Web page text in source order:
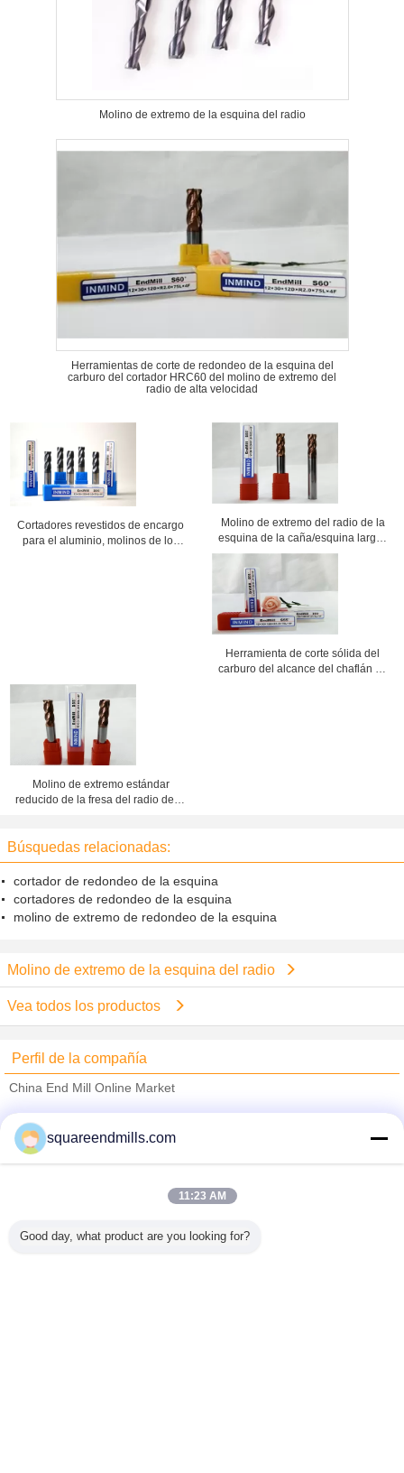
Molino de extremo de la esquina del radio
Herramientas de corte de redondeo de la esquina del
carburo del cortador HRC60 del molino de extremo del
radio de alta velocidad
Cortadores revestidos de encargo
para el aluminio, molinos de los
Molino de extremo del radio de la
esquina de la caña/esquina largos
que redondea el cortador HRC55
Herramienta de corte sólida del
carburo del alcance del chaflán de
Molino de extremo estándar
reducido de la fresa del radio de la
Búsquedas relacionadas:
cortador de redondeo de la esquina
cortadores de redondeo de la esquina
molino de extremo de redondeo de la esquina
Molino de extremo de la esquina del radio
Vea todos los productos
Perfil de la compañía
China End Mill Online Market
Trust Seal
Verified Suplier
Todos los productos
squareendmills.com
11:23 AM
Good day, what product are you looking for?